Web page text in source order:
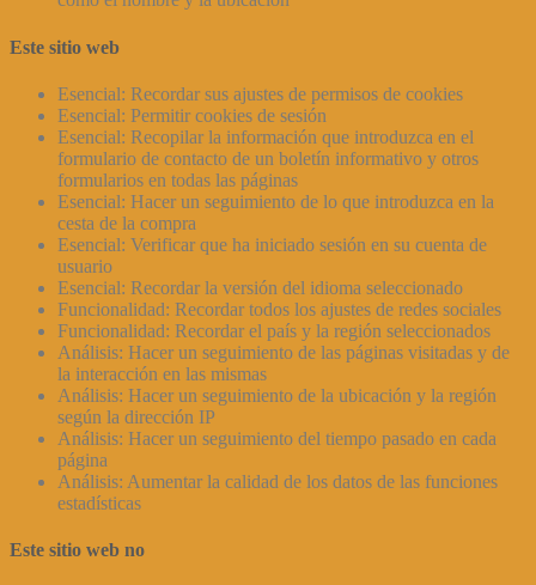
Este sitio web
Esencial: Recordar sus ajustes de permisos de cookies
Esencial: Permitir cookies de sesión
Esencial: Recopilar la información que introduzca en el
formulario de contacto de un boletín informativo y otros
formularios en todas las páginas
Esencial: Hacer un seguimiento de lo que introduzca en la
cesta de la compra
Esencial: Verificar que ha iniciado sesión en su cuenta de
usuario
Esencial: Recordar la versión del idioma seleccionado
Funcionalidad: Recordar todos los ajustes de redes sociales
Funcionalidad: Recordar el país y la región seleccionados
Análisis: Hacer un seguimiento de las páginas visitadas y de
la interacción en las mismas
Análisis: Hacer un seguimiento de la ubicación y la región
según la dirección IP
Análisis: Hacer un seguimiento del tiempo pasado en cada
página
Análisis: Aumentar la calidad de los datos de las funciones
estadísticas
Este sitio web no